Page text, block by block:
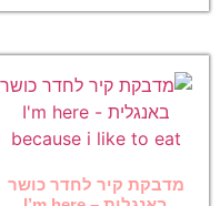
מדבקת קיר לחדר כושר